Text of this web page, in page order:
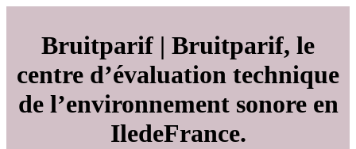
Bruitparif | Bruitparif, le
centre d’évaluation technique
de l’en­viron­ne­ment sonore en
IledeFrance.